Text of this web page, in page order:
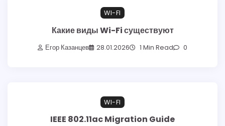
WI-FI
Какие виды Wi-Fi существуют
Егор Казанцев 28.01.2026 1 Min Read 0
WI-FI
IEEE 802.11ac Migration Guide